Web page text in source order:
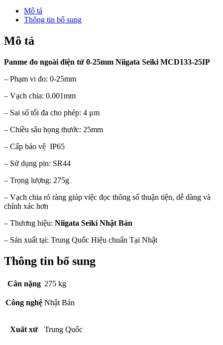
Mô tả
Thông tin bổ sung
Mô tả
Panme đo ngoài điện tử 0-25mm Niigata Seiki MCD133-25IP
– Phạm vi đo: 0-25mm
– Vạch chia: 0.001mm
– Sai số tối đa cho phép: 4 μm
– Chiều sâu họng thước: 25mm
– Cấp bảo vệ IP65
– Sử dụng pin: SR44
– Trọng lượng: 275g
– Vạch chia rỏ ràng giúp việc đọc thông số thuận tiện, dễ dàng và
chính xác hơn
– Thương hiệu: Niigata Seiki Nhật Bản
– Sản xuất tại: Trung Quốc Hiệu chuẩn Tại Nhật
Thông tin bổ sung
Cân nặng 275 kg
Công nghệ Nhật Bản
Xuất xứ Trung Quốc